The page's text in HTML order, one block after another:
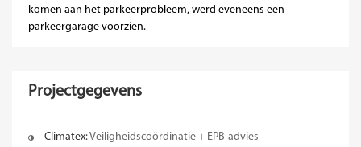
komen aan het parkeerprobleem, werd eveneens een
parkeergarage voorzien.
Projectgegevens
Climatex:Veiligheidscoördinatie + EPB-advies